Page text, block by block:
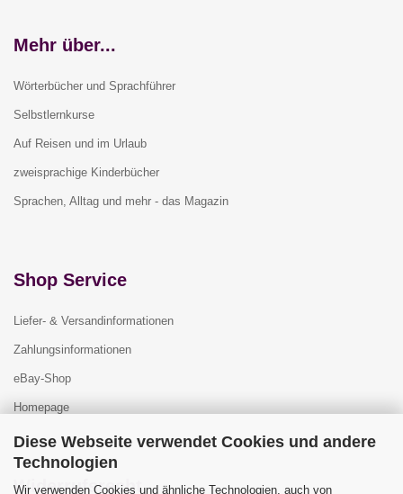
Diese Webseite verwendet Cookies und andere
Technologien
Wir verwenden Cookies und ähnliche Technologien, auch von
Mehr über...
Wörterbücher und Sprachführer
Selbstlernkurse
Auf Reisen und im Urlaub
zweisprachige Kinderbücher
Sprachen, Alltag und mehr - das Magazin
Shop Service
Liefer- & Versandinformationen
Zahlungsinformationen
eBay-Shop
Homepage
Widerrufsrecht